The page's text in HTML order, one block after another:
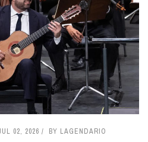
02, 2026 BY LAGENDARIO